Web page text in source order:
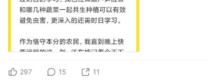
297 15 11